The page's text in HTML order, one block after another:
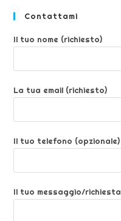
Contattami
Il tuo nome (richiesto)
La tua email (richiesto)
Il tuo telefono (opzionale)
Il tuo messaggio/richiesta